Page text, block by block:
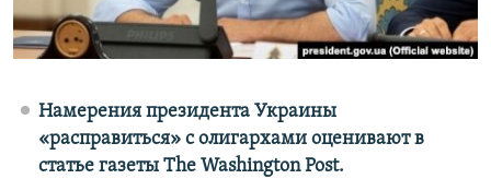
УКРАИНСКАЯ ПРОБЛЕМА КРЫМА
Намерения президента Украины
«расправиться» с олигархами оценивают в
статье газеты The Washington Post.